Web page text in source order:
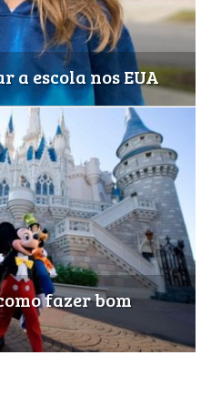
a escola nos EUA
fazer bom